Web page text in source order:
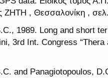
ΖΗΤΗ , Θεσσαλονίκη ,
1989. Long and short
3rd Int. Congress
and Panagiotopoulos,